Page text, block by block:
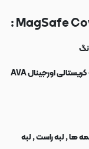
MagSafe
قاب فول طلقی مگ سیف دار شفاف کریستالی اورجینال AVA
ها , لبه راست , لبه